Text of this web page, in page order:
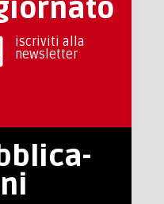
iscriviti alla
newsletter